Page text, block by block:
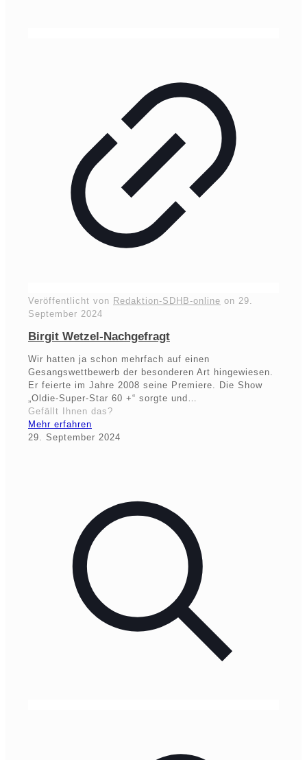
Veröffentlicht von Redaktion-SDHB-online on 29.
September 2024
Birgit Wetzel-Nachgefragt
Wir hatten ja schon mehrfach auf einen
Gesangswettbewerb der besonderen Art hingewiesen.
Er feierte im Jahre 2008 seine Premiere. Die Show
„Oldie-Super-Star 60 +“ sorgte und…
Gefällt Ihnen das?
Mehr erfahren
29. September 2024